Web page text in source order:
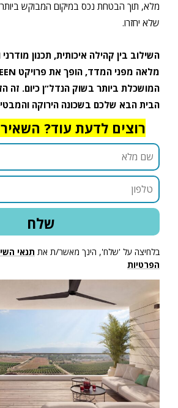
מלא, תוך הבטחת נכס במיקום המבוקש
שלא יחזרו.
השילוב בין קהילה איכותית, תכנון
המושכלת ביותר בשוק הנדל”ן כיום. זה
הבית הבא שלכם בשכונה הירוקה
רוצים לדעת עוד?
בלחיצה על 'שלח', הינך מאשר/ת את תנאי
הפרטיות